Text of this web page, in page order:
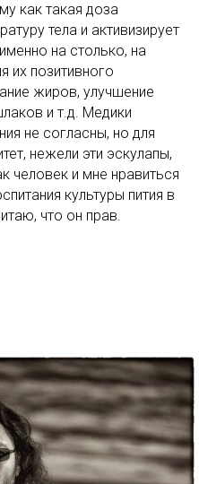
как такая доза
тела и активизирует
на столько, на
их позитивного
жиров, улучшение
и т.д. Медики
не согласны, но для
нежели эти эскулапы,
человек и мне нравиться
культуры пития в
что он прав.